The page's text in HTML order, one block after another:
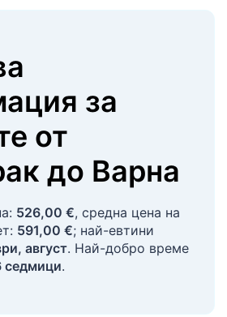
за
от
до Варна
526,00 €, средна цена на
591,00 €; най-евтини
август. Най-добро време
седмици.